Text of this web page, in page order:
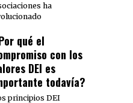
ha
qué el
con los
DEI es
todavía?
principios DEI